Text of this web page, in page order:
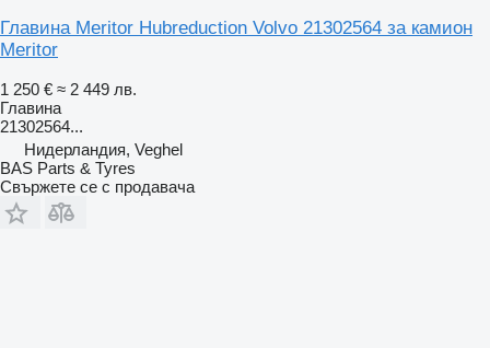
Главина Meritor Hubreduction Volvo 21302564 за камион
Meritor
1 250 € ≈ 2 449 лв.
Главина
21302564...
Нидерландия, Veghel
BAS Parts & Tyres
Свържете се с продавача